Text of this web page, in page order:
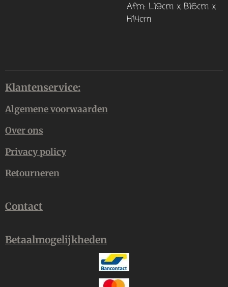
Afm: L19cm x B16cm x
H14cm
Klantenservice:
Algemene voorwaarden
Over ons
Privacy policy
Retourneren
Contact
Betaalmogelijkheden